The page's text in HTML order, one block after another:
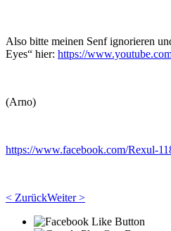
Also bitte meinen Senf ignorieren
Eyes“ hier: https://
(Arno)
https://www.facebook.com/Rexul-
< ZurückWeiter >